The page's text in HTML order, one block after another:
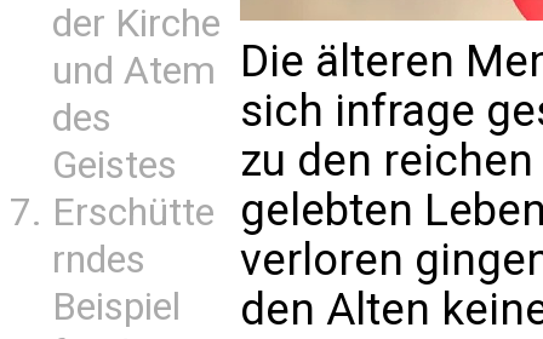
der Kirche
und Atem
des
Geistes
Erschütte
rndes
Beispiel
Die älteren
sich infrage
zu den
gelebten
verloren
den Alten